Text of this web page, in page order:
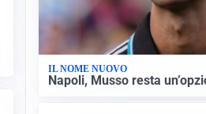
IL NOME NUOVO
Napoli, Musso resta